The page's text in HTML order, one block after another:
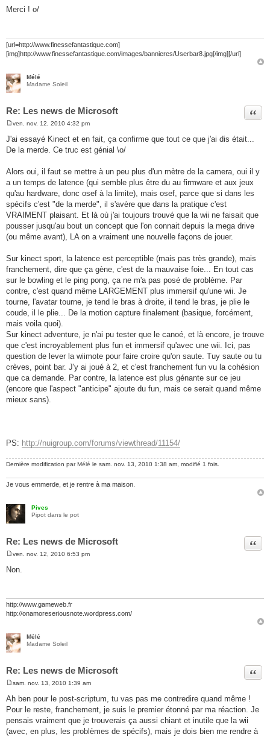
e
s
e
Merci ! o/
[url=http://www.finessefantastique.com]
[img]http://www.finessefantastique.com/images/bannieres/Userbar8.jpg[/img][/url]
Mélé
Madame Soleil
Re: Les news de Microsoft Citer
e
s
s
e
ven. nov. 12, 2010 4:32 pm
J'ai essayé Kinect et en fait, ça confirme que tout ce que j'ai dis était...
De la merde. Ce truc est génial \o/
Alors oui, il faut se mettre à un peu plus d'un mètre de la camera, oui il y
a un temps de latence (qui semble plus être du au firmware et aux jeux
qu'au hardware, donc osef à la limite), mais osef, parce que si dans les
spécifs c'est "de la merde", il s'avère que dans la pratique c'est
VRAIMENT plaisant. Et là où j'ai toujours trouvé que la wii ne faisait que
pousser jusqu'au bout un concept que l'on connait depuis la mega drive
(ou même avant), LA on a vraiment une nouvelle façons de jouer.
Sur kinect sport, la latence est perceptible (mais pas très grande), mais
franchement, dire que ça gène, c'est de la mauvaise foie... En tout cas
sur le bowling et le ping pong, ça ne m'a pas posé de problème. Par
contre, c'est quand même LARGEMENT plus immersif qu'une wii. Je
tourne, l'avatar tourne, je tend le bras à droite, il tend le bras, je plie le
coude, il le plie... De la motion capture finalement (basique, forcément,
mais voila quoi).
Sur kinect adventure, je n'ai pu tester que le canoé, et là encore, je trouve
que c'est incroyablement plus fun et immersif qu'avec une wii. Ici, pas
question de lever la wiimote pour faire croire qu'on saute. Tuy saute ou tu
crèves, point bar. J'y ai joué à 2, et c'est franchement fun vu la cohésion
que ca demande. Par contre, la latence est plus génante sur ce jeu
(encore que l'aspect "anticipe" ajoute du fun, mais ce serait quand même
mieux sans).
PS: http://nuigroup.com/forums/viewthread/11154/
Dernière modification parMélé le sam. nov. 13, 2010 1:38 am, modifié 1 fois.
Je vous emmerde, et je rentre à ma maison.
Pives
Pipot dans le pot
Re: Les news de Microsoft Citer
s
e
ven. nov. 12, 2010 6:53 pm
Non.
http://www.gameweb.fr
http://onamoreseriousnote.wordpress.com/
Mélé
Madame Soleil
Re: Les news de Microsoft Citer
e
s
s
a
g
e
sam. nov. 13, 2010 1:39 am
Ah ben pour le post-scriptum, tu vas pas me contredire quand même !
Pour le reste, franchement, je suis le premier étonné par ma réaction. Je
pensais vraiment que je trouverais ça aussi chiant et inutile que la wii
(avec, en plus, les problèmes de spécifs), mais je dois bien me rendre à